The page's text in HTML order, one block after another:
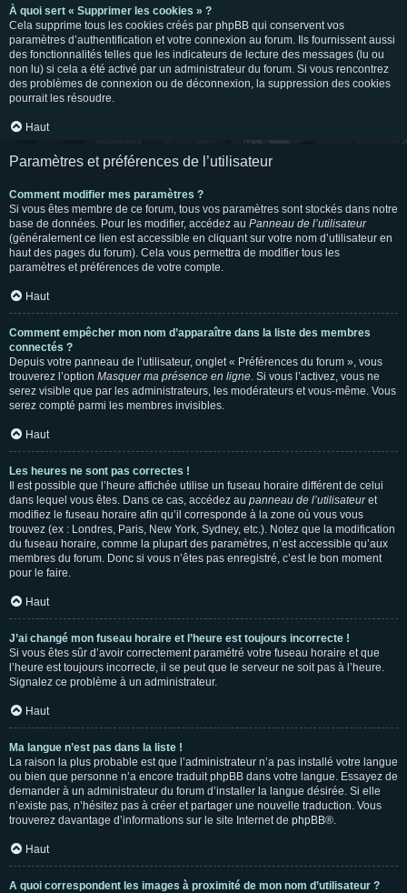
À quoi sert « Supprimer les cookies » ?
Cela supprime tous les cookies créés par phpBB qui conservent vos
paramètres d’authentification et votre connexion au forum. Ils fournissent aussi
des fonctionnalités telles que les indicateurs de lecture des messages (lu ou
non lu) si cela a été activé par un administrateur du forum. Si vous rencontrez
des problèmes de connexion ou de déconnexion, la suppression des cookies
pourrait les résoudre.
Haut
Paramètres et préférences de l’utilisateur
Comment modifier mes paramètres ?
Si vous êtes membre de ce forum, tous vos paramètres sont stockés dans notre
base de données. Pour les modifier, accédez au Panneau de l’utilisateur
(généralement ce lien est accessible en cliquant sur votre nom d’utilisateur en
haut des pages du forum). Cela vous permettra de modifier tous les
paramètres et préférences de votre compte.
Haut
Comment empêcher mon nom d’apparaître dans la liste des membres
connectés ?
Depuis votre panneau de l’utilisateur, onglet « Préférences du forum », vous
trouverez l’option Masquer ma présence en ligne. Si vous l’activez, vous ne
serez visible que par les administrateurs, les modérateurs et vous-même. Vous
serez compté parmi les membres invisibles.
Haut
Les heures ne sont pas correctes !
Il est possible que l’heure affichée utilise un fuseau horaire différent de celui
dans lequel vous êtes. Dans ce cas, accédez au panneau de l’utilisateuret
modifiez le fuseau horaire afin qu’il corresponde à la zone où vous vous
trouvez (ex : Londres, Paris, New York, Sydney, etc.). Notez que la modification
du fuseau horaire, comme la plupart des paramètres, n’est accessible qu’aux
membres du forum. Donc si vous n’êtes pas enregistré, c’est le bon moment
pour le faire.
Haut
J’ai changé mon fuseau horaire et l’heure est toujours incorrecte !
Si vous êtes sûr d’avoir correctement paramétré votre fuseau horaire et que
l’heure est toujours incorrecte, il se peut que le serveur ne soit pas à l’heure.
Signalez ce problème à un administrateur.
Haut
Ma langue n’est pas dans la liste !
La raison la plus probable est que l’administrateur n’a pas installé votre langue
ou bien que personne n’a encore traduit phpBB dans votre langue. Essayez de
demander à un administrateur du forum d’installer la langue désirée. Si elle
n’existe pas, n’hésitez pas à créer et partager une nouvelle traduction. Vous
trouverez davantage d’informations sur le site Internet de phpBB®.
Haut
A quoi correspondent les images à proximité de mon nom d’utilisateur ?